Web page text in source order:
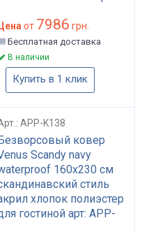
Цена от 7986 грн.
Бесплатная доставка
В наличии
Купить в 1 клик
APP-K138
ковер
Scandy navy
160x230 см
стиль
хлопок полиэстер
гостиной арт: APP-